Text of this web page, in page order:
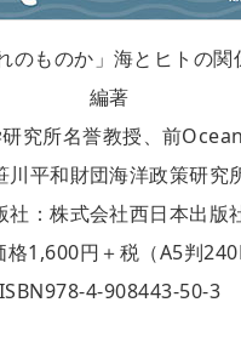
のものか」海とヒトの関
編著
究所名誉教授、前
川平和財団海洋政策研究
社：株式会社西日本出版
格1,600円＋税（A5判
ISBN978-4-908443-50-3